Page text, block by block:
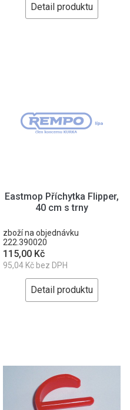
Detail produktu
Eastmop Příchytka Flipper,
40 cm s trny
zboží na objednávku
222.390020
115,00 Kč
95,04 Kč bez DPH
Detail produktu